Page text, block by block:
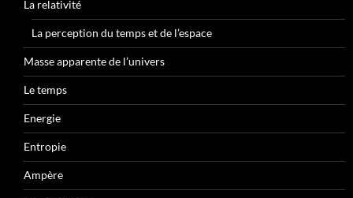
La relativité
La perception du temps et de l’espace
Masse apparente de l’univers
Le temps
Energie
Entropie
Ampère